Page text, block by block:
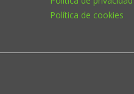
Política de cookies